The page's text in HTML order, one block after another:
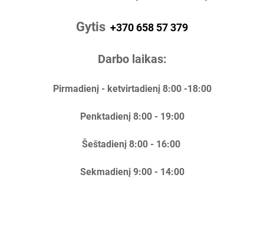
Gytis +370 658 57 379
Darbo laikas:
Pirmadienį - ketvirtadienį 8:00 -18:00
Penktadienį 8:00 - 19:00
Šeštadienį 8:00 - 16:00
Sekmadienį 9:00 - 14:00